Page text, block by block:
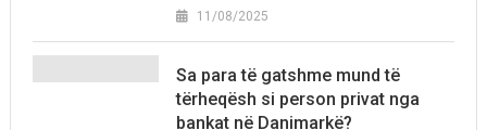
11/08/2025
Sa para të gatshme mund të
tërheqësh si person privat nga
bankat në Danimarkë?